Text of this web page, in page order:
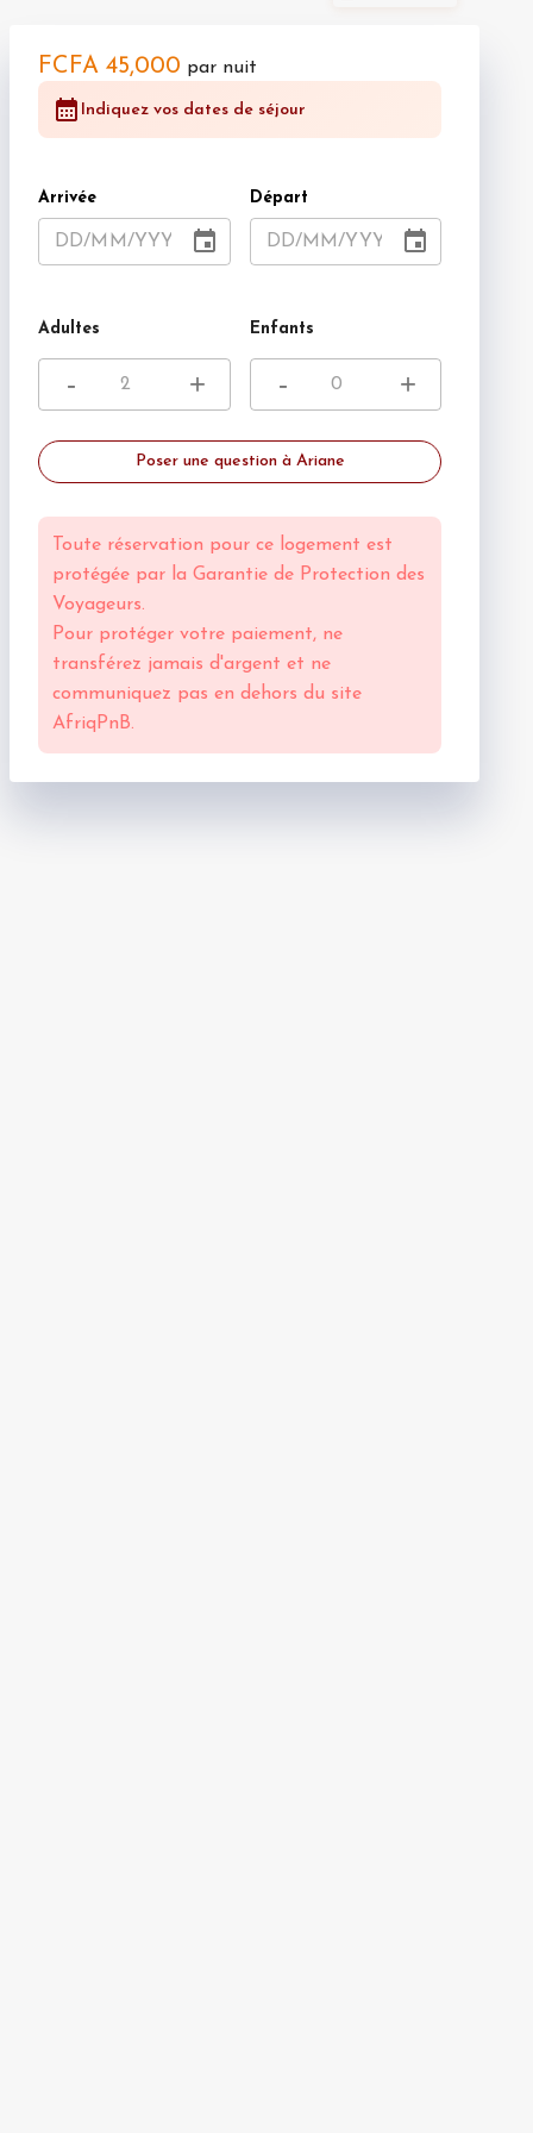
FCFA 45,000 par nuit
Indiquez vos dates de séjour
Arrivée
DD/MM/YYYY
Départ
DD/MM/YYYY
Adultes
- +
Enfants
- +
Poser une question à Ariane
Toute réservation pour ce logement est
protégée par la Garantie de Protection des
Voyageurs.
Pour protéger votre paiement, ne
transférez jamais d'argent et ne
communiquez pas en dehors du site
AfriqPnB.